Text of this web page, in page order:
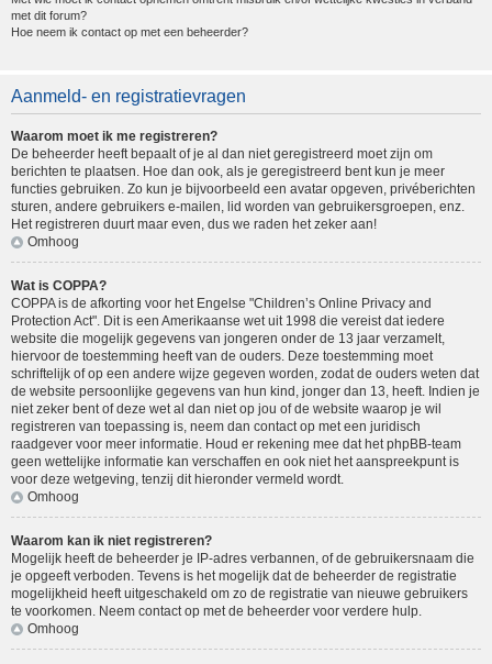
met dit forum?
Hoe neem ik contact op met een beheerder?
Aanmeld- en registratievragen
Waarom moet ik me registreren?
De beheerder heeft bepaalt of je al dan niet geregistreerd moet zijn om
berichten te plaatsen. Hoe dan ook, als je geregistreerd bent kun je meer
functies gebruiken. Zo kun je bijvoorbeeld een avatar opgeven, privéberichten
sturen, andere gebruikers e-mailen, lid worden van gebruikersgroepen, enz.
Het registreren duurt maar even, dus we raden het zeker aan!
Omhoog
Wat is COPPA?
COPPA is de afkorting voor het Engelse "Children’s Online Privacy and
Protection Act". Dit is een Amerikaanse wet uit 1998 die vereist dat iedere
website die mogelijk gegevens van jongeren onder de 13 jaar verzamelt,
hiervoor de toestemming heeft van de ouders. Deze toestemming moet
schriftelijk of op een andere wijze gegeven worden, zodat de ouders weten dat
de website persoonlijke gegevens van hun kind, jonger dan 13, heeft. Indien je
niet zeker bent of deze wet al dan niet op jou of de website waarop je wil
registreren van toepassing is, neem dan contact op met een juridisch
raadgever voor meer informatie. Houd er rekening mee dat het phpBB-team
geen wettelijke informatie kan verschaffen en ook niet het aanspreekpunt is
voor deze wetgeving, tenzij dit hieronder vermeld wordt.
Omhoog
Waarom kan ik niet registreren?
Mogelijk heeft de beheerder je IP-adres verbannen, of de gebruikersnaam die
je opgeeft verboden. Tevens is het mogelijk dat de beheerder de registratie
mogelijkheid heeft uitgeschakeld om zo de registratie van nieuwe gebruikers
te voorkomen. Neem contact op met de beheerder voor verdere hulp.
Omhoog